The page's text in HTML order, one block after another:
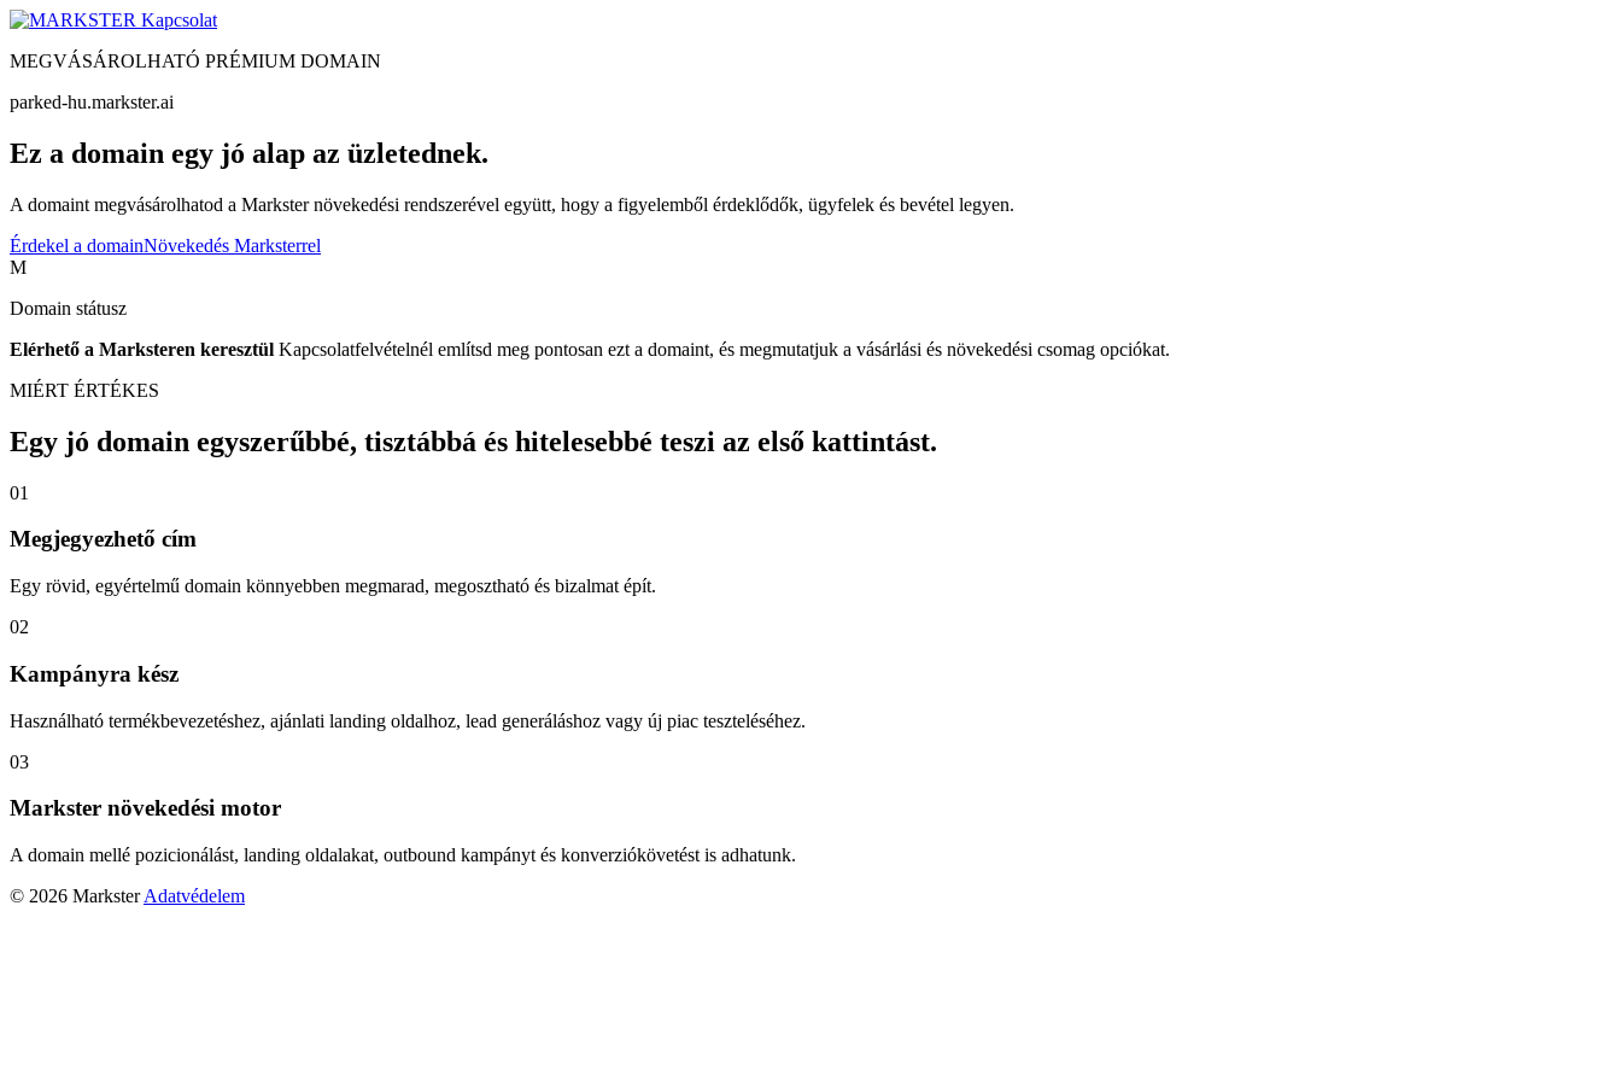
Kapcsolat
MEGVÁSÁROLHATÓ PRÉMIUM DOMAIN
parked-hu.markster.ai
Ez a domain egy jó alap az üzletednek.
A domaint megvásárolhatod a Markster növekedési rendszerével együtt, hogy a figyelemből érdeklődők, ügyfelek és bevétel legyen.
Érdekel a domainNövekedés Marksterrel
M
Domain státusz
Elérhető a Marksteren keresztül Kapcsolatfelvételnél említsd meg pontosan ezt a domaint, és megmutatjuk a vásárlási és növekedési csomag opciókat.
MIÉRT ÉRTÉKES
Egy jó domain egyszerűbbé, tisztábbá és hitelesebbé teszi az első kattintást.
01
Megjegyezhető cím
Egy rövid, egyértelmű domain könnyebben megmarad, megosztható és bizalmat épít.
02
Kampányra kész
Használható termékbevezetéshez, ajánlati landing oldalhoz, lead generáláshoz vagy új piac teszteléséhez.
03
Markster növekedési motor
A domain mellé pozicionálást, landing oldalakat, outbound kampányt és konverziókövetést is adhatunk.
© 2026 Markster Adatvédelem